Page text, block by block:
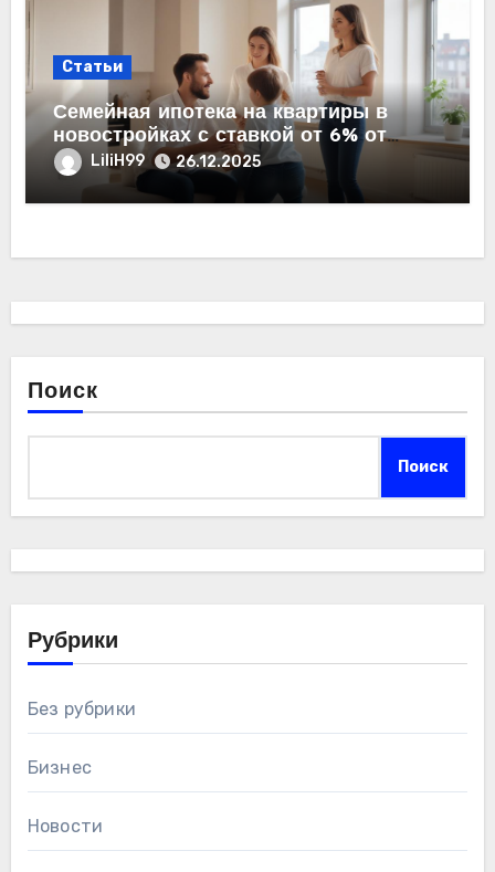
Статьи
Семейная ипотека на квартиры в
новостройках с ставкой от 6% от
застройщика
LiliH99 26.12.2025
Поиск
Поиск
Рубрики
Без рубрики
Бизнес
Новости